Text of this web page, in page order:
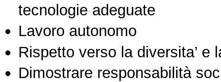
tecnologie adeguate
Lavoro autonomo
Rispetto verso la diversita’ e
Dimostrare responsabilità